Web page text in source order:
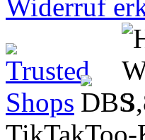
Widerruf
TikTakToo-